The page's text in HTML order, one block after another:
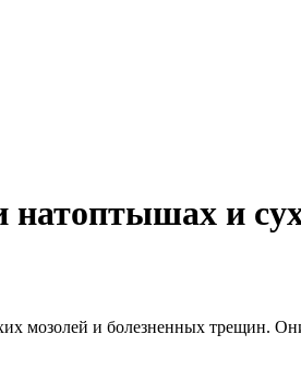
и
мозолей и болезненных трещин.